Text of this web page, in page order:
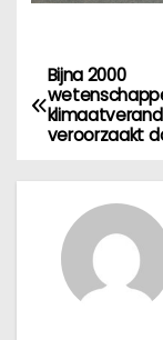
B
e
r
Bijna 2000
veroorzaakt